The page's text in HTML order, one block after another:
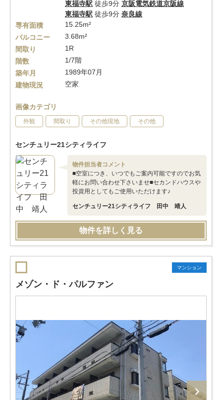
東福寺駅 徒歩9分 京阪電気鉄道京阪線
東福寺駅 徒歩9分 奈良線
専有面積
15.25m²
バルコニー
3.68m²
間取り
1R
階数
1/7階
築年月
1989年07月
建物現況
空家
画像カテゴリ
外観 間取り その他現地 その他
センチュリー21シティライフ
物件担当者コメント
■空室につき、いつでもご案内可能ですのでお気
軽にお問い合わせ下さいませ■セカンドハウスや
投資用としてもご使用いただけます♪
センチュリー21シティライフ 田中 靖人
物件を詳しく見る
マンション
メゾン・ド・パルファン